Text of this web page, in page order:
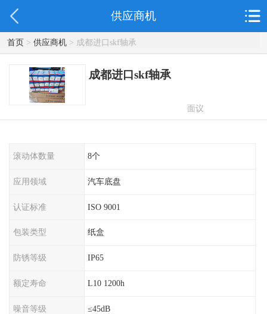
供应商机
首页> 供应商机> 成都进口skf轴承
成都进口skf轴承
面议
滚动体数量 8个
应用领域 汽车底盘
认证标准 ISO 9001
包装类型 纸盒
防锈等级 IP65
额定寿命 L10 1200h
噪音等级 ≤45dB